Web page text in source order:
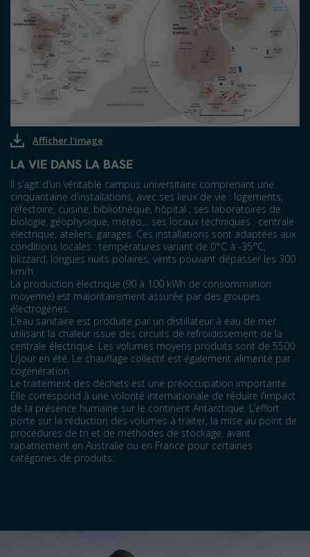
Afficher l'image
LA VIE DANS LA BASE
Il s’agit d’un véritable campus universitaire comprenant une
cinquantaine d’installations, avec ses lieux de vie : logements,
réfectoire, cuisine, bibliothèque, hôpital ; ses laboratoires de
biologie, géophysique, météo… ses locaux techniques : centrale
électrique, ateliers, garages. Ces installations sont adaptées aux
conditions locales : températures variant de 0°C à -35°C,
blizzard, longues nuits polaires, vents pouvant dépasser les 300
km/h.
La production électrique (90 à 100 kWh de consommation
moyenne) est majoritairement assurée par des groupes
électrogènes.
L’eau sanitaire est produite par un distillateur à eau de mer
utilisant la chaleur issue des circuits de refroidissement de la
centrale électrique. Les volumes moyens produits sont de 5500
L/jour en été. Le chauffage collectif est également alimenté par
cogénération.
Le traitement des déchets est une préoccupation importante.
Elle correspond à une volonté internationale de réduire l’impact
de la présence humaine sur le continent Antarctique. L’effort
porte sur la réduction des volumes à traiter, la mise au point de
procédures de tri et de méthodes de stockage, avant
rapatriement en Australie ou en France pour certaines
catégories de produits.